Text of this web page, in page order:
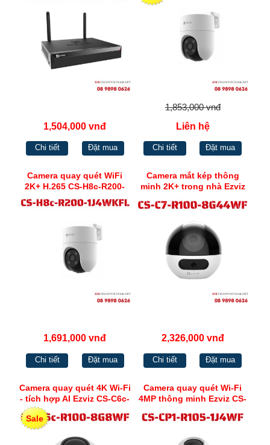
1,504,000 vnđ
Chi tiết Đặt mua
1,853,000 vnđ
Liên hệ
Chi tiết Đặt mua
Camera quay quét WiFi
2K+ H.265 CS-H8c-R200-
1J4WKFL
1,691,000 vnđ
Chi tiết Đặt mua
Camera mắt kép thông
minh 2K+ trong nhà Ezviz
2,326,000 vnđ
Chi tiết Đặt mua
Camera quay quét 4K Wi-Fi
- tích hợp AI Ezviz CS-C6c-
Sale
Camera quay quét Wi-Fi
4MP thông minh Ezviz CS-